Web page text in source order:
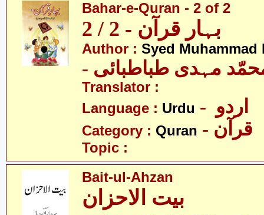
Bahar-e-Quran - 2 of 2
بہار قرآن - 2 / 2
Author : Syed Muhammad
مہدی طباطبائی
Translator :
Language : Urdu
Category : Quran - قرآن
Topic :
Bait-ul-Ahzan